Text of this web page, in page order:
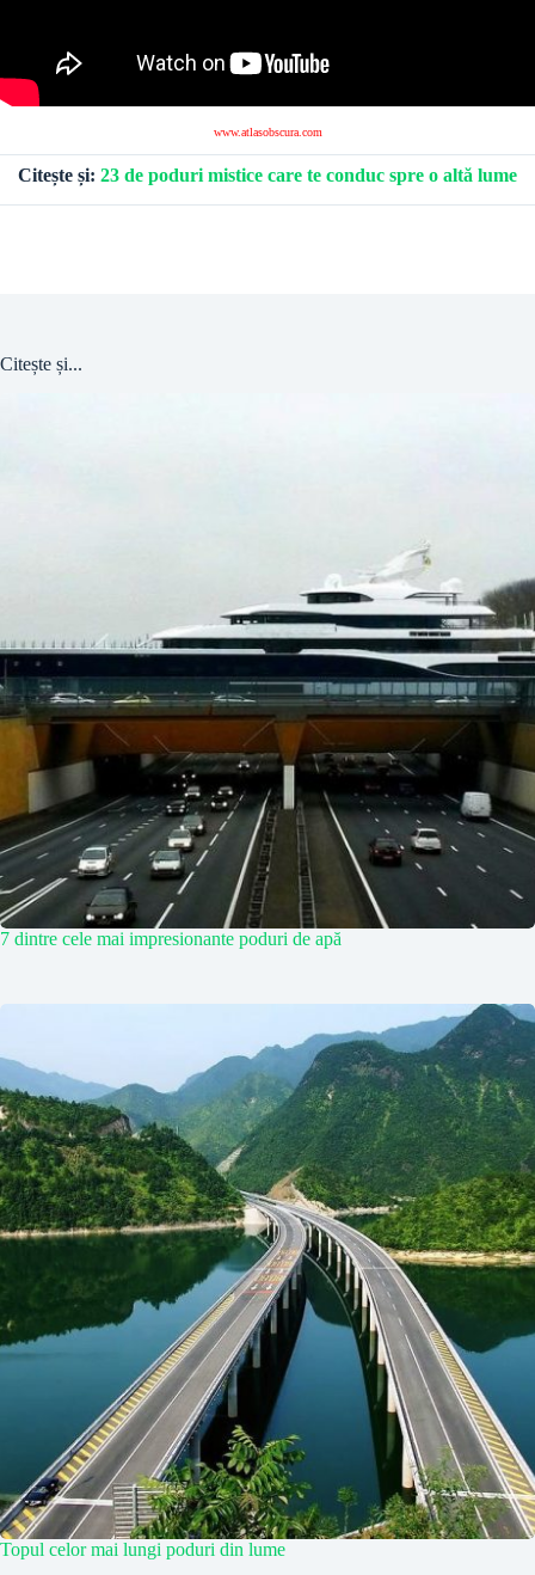
www.atlasobscura.com
Citește și: 23 de poduri mistice care te conduc spre o altă lume
Citește și...
7 dintre cele mai impresionante poduri de apă
Topul celor mai lungi poduri din lume